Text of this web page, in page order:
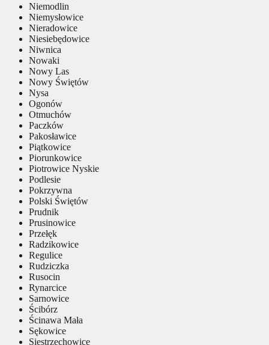
Niemodlin
Niemysłowice
Nieradowice
Niesiebędowice
Niwnica
Nowaki
Nowy Las
Nowy Świętów
Nysa
Ogonów
Otmuchów
Paczków
Pakosławice
Piątkowice
Piorunkowice
Piotrowice Nyskie
Podlesie
Pokrzywna
Polski Świętów
Prudnik
Prusinowice
Przełęk
Radzikowice
Regulice
Rudziczka
Rusocin
Rynarcice
Sarnowice
Ścibórz
Ścinawa Mała
Sękowice
Siestrzechowice